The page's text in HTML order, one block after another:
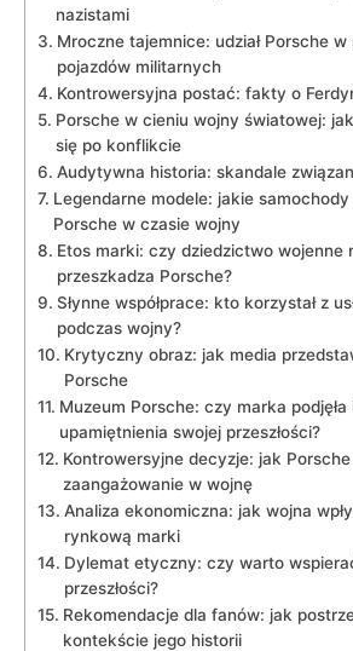
nazistami
Mroczne ‌tajemnice: udział Porsche
pojazdów militarnych
Kontrowersyjna‌ postać: fakty o
Porsche⁤ w cieniu wojny światowej:
się ⁣po konflikcie
Audytywna historia: ⁢skandale
Legendarne modele: jakie samochody
Porsche w czasie wojny
Etos marki: czy dziedzictwo wojenne
przeszkadza Porsche?
Słynne współprace: kto korzystał z
podczas wojny?
Krytyczny obraz: jak media​
Porsche
Muzeum​ Porsche: czy marka
upamiętnienia swojej‍ przeszłości?
Kontrowersyjne decyzje:‌ jak
zaangażowanie w wojnę
Analiza ekonomiczna: jak wojna
rynkową marki
Dylemat ‌etyczny: czy warto
przeszłości?
Rekomendacje dla ⁢fanów: jak
kontekście⁢ jego ⁢historii